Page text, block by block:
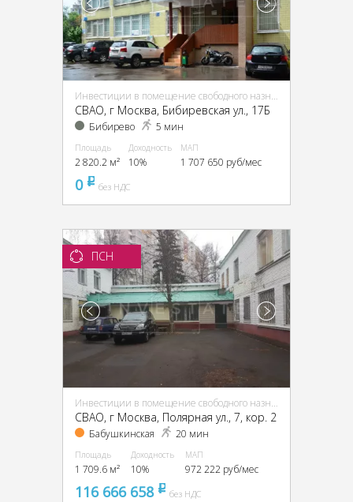
Инвестиции в помещение свободного назначения (ПСН)
CВАО, г Москва, Бибиревская ул., 17Б
Бибирево 5 мин
Площадь
2 820.2 м²
Доходность
10%
МАП
1 707 650 руб/мес
0 pуббез НДС
ПСН
Инвестиции в помещение свободного назначения (ПСН)
CВАО, г Москва, Полярная ул., 7, кор. 2
Бабушкинская 20 мин
Площадь
1 709.6 м²
Доходность
10%
МАП
972 222 руб/мес
116 666 658 pуббез НДС